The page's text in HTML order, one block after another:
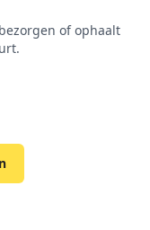
of ophaalt